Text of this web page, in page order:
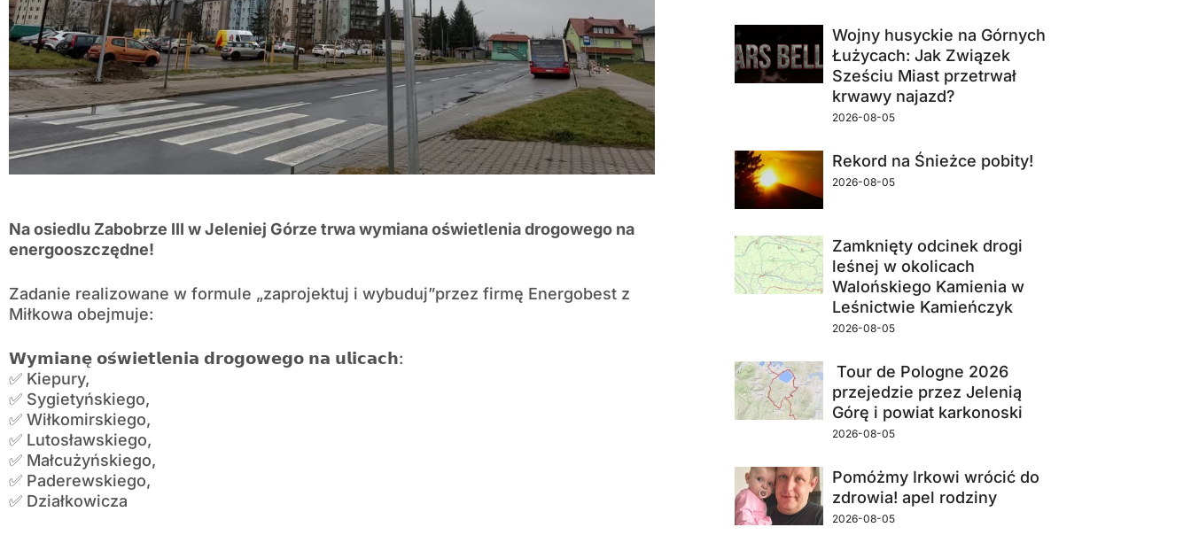
Na osiedlu Zabobrze III w Jeleniej Górze trwa wymiana oświetlenia drogowego na
energooszczędne!
Zadanie realizowane w formule „zaprojektuj i wybuduj”przez firmę Energobest z
Miłkowa obejmuje:
𝗪𝘆𝗺𝗶𝗮𝗻𝗲̨ 𝗼𝘀́𝘄𝗶𝗲𝘁𝗹𝗲𝗻𝗶𝗮 𝗱𝗿𝗼𝗴𝗼𝘄𝗲𝗴𝗼 𝗻𝗮 𝘂𝗹𝗶𝗰𝗮𝗰𝗵:
✅ Kiepury,
✅ Sygietyńskiego,
✅ Wiłkomirskiego,
✅ Lutosławskiego,
✅ Małcużyńskiego,
✅ Paderewskiego,
✅ Działkowicza
Wojny husyckie na Górnych
Łużycach: Jak Związek
Sześciu Miast przetrwał
krwawy najazd?
2026-08-05
Rekord na Śnieżce pobity!
2026-08-05
Zamknięty odcinek drogi
leśnej w okolicach
Walońskiego Kamienia w
Leśnictwie Kamieńczyk
2026-08-05
Tour de Pologne 2026
przejedzie przez Jelenią
Górę i powiat karkonoski
2026-08-05
Pomóżmy Irkowi wrócić do
zdrowia! apel rodziny
2026-08-05